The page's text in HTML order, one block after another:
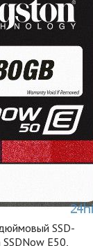
SSD-
E50,